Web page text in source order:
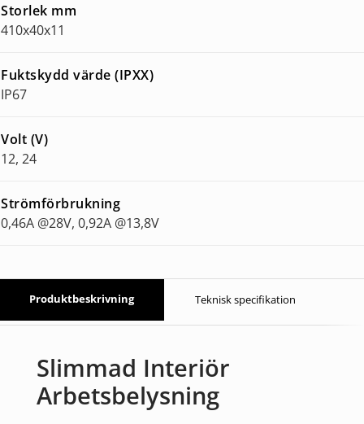
Storlek mm
410x40x11
Fuktskydd värde (IPXX)
IP67
Volt (V)
12, 24
Strömförbrukning
0,46A @28V, 0,92A @13,8V
Produktbeskrivning Teknisk specifikation
Slimmad Interiör
Arbetsbelysning